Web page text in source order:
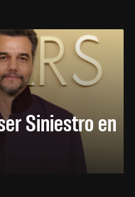
Siniestro en